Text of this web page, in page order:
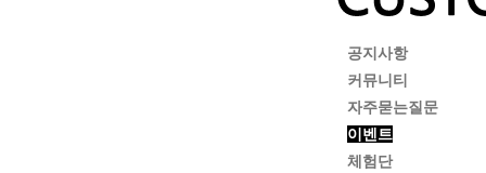
공지사항
커뮤니티
자주묻는질문
이벤트
체험단